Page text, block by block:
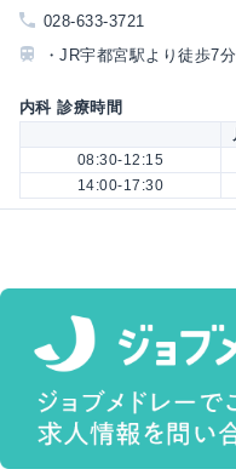
028-633-3721
・JR宇都宮駅より徒歩7
内科 診療時間
08:30-12:15
14:00-17:30